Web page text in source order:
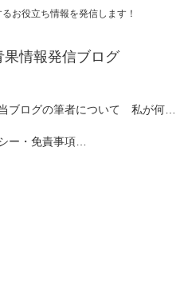
お役立ち情報を発信します！
情報発信ブログ
当ブログの筆者について 私が何者なのかを紹介します
プライバシーポリシー・免責事項など